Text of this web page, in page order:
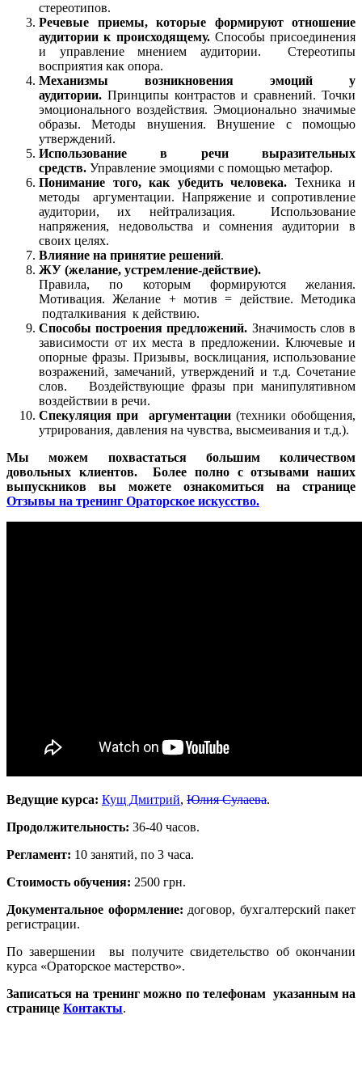
стереотипов.
Речевые приемы, которые формируют отношение
аудитории к происходящему. Способы присоединения
и управление мнением аудитории. Стереотипы
восприятия как опора.
Механизмы возникновения эмоций у
аудитории. Принципы контрастов и сравнений. Точки
эмоционального воздействия. Эмоционально значимые
образы. Методы внушения. Внушение с помощью
утверждений.
Использование в речи выразительных
средств. Управление эмоциями с помощью метафор.
Понимание того, как убедить человека. Техника и
методы аргументации. Напряжение и сопротивление
аудитории, их нейтрализация. Использование
напряжения, недовольства и сомнения аудитории в
своих целях.
Влияние на принятие решений.
ЖУ (желание, устремление-действие).
Правила, по которым формируются желания.
Мотивация. Желание + мотив = действие. Методика
подталкивания к действию.
Способы построения предложений. Значимость слов в
зависимости от их места в предложении. Ключевые и
опорные фразы. Призывы, восклицания, использование
возражений, замечаний, утверждений и т.д. Сочетание
слов. Воздействующие фразы при манипулятивном
воздействии в речи.
Спекуляция при аргументации(техники обобщения,
утрирования, давления на чувства, высмеивания и т.д.).
Мы можем похвастаться большим количеством
довольных клиентов. Более полно с отзывами наших
выпускников вы можете ознакомиться на странице
Отзывы на тренинг Ораторское искусство.
Ведущие курса: Кущ Дмитрий, Юлия Сулаева.
Продолжительность: 36-40 часов.
Регламент: 10 занятий, по 3 часа.
Стоимость обучения: 2500 грн.
Документальное оформление: договор, бухгалтерский пакет
регистрации.
По завершении вы получите свидетельство об окончании
курса «Ораторское мастерство».
Записаться на тренинг можно по телефонам указанным на
странице Контакты.